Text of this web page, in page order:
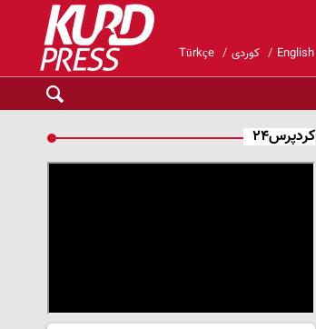
English کوردی Türkçe
کردپرس۲۴